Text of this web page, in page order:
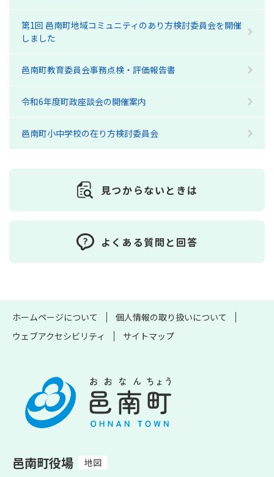
第1回 邑南町地域コミュニティのあり方検討委員会を開催
しました
邑南町教育委員会事務点検・評価報告書
令和6年度町政座談会の開催案内
邑南町小中学校の在り方検討委員会
見つからないときは
よくある質問と回答
ホームページについて
個人情報の取り扱いについて
ウェブアクセシビリティ
サイトマップ
邑南町役場 地図